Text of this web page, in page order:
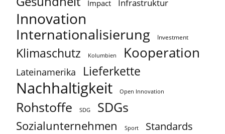
Impact Infrastruktur
Innovation
Internationalisierung Investment
Klimaschutz Kolumbien Kooperation
Lateinamerika Lieferkette
Nachhaltigkeit Open Innovation
Rohstoffe SDG SDGs
Sozialunternehmen Sport Standards